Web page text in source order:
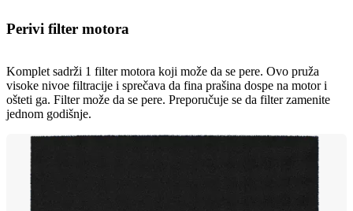
Perivi filter motora
Komplet sadrži 1 filter motora koji može da se pere. Ovo pruža
visoke nivoe filtracije i sprečava da fina prašina dospe na motor i
ošteti ga. Filter može da se pere. Preporučuje se da filter zamenite
jednom godišnje.